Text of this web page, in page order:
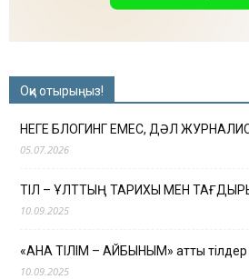
Оқи отырыңыз!
НЕГЕ БЛОГИНГ ЕМЕС, ДӘЛ
05.07.2026
ТІЛ – ҰЛТТЫҢ ТАРИХЫ МЕН
10.09.2025
«АНА ТІЛІМ – АЙБЫНЫМ» атты тілдер
10.09.2025